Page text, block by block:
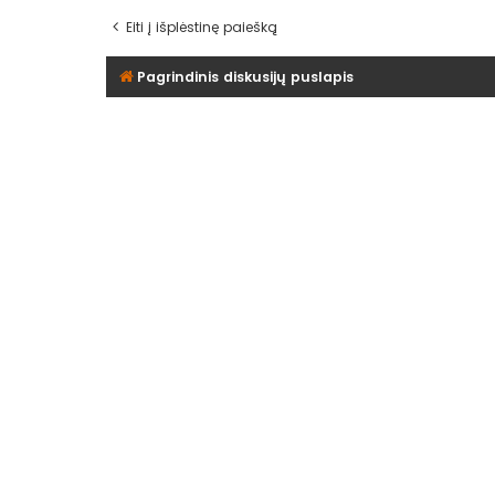
Eiti į išplėstinę paiešką
Pagrindinis diskusijų puslapis